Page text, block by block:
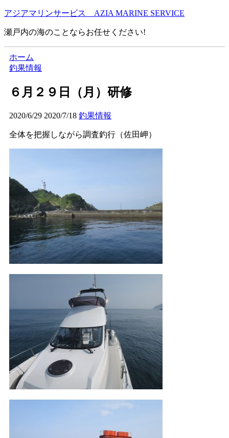
アジアマリンサービス AZIA MARINE SERVICE
瀬戸内の海のことならお任せください!
ホーム
釣果情報
６月２９日（月）研修
2020/6/29 2020/7/18 釣果情報
全体を把握しながら調査釣行（佐田岬）